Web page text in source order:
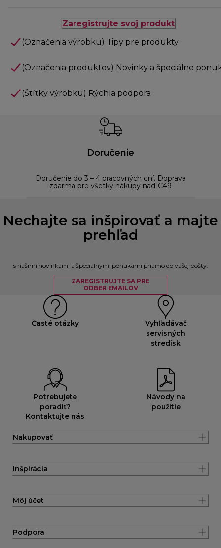
Zaregistrujte svoj produkt
(Označenia výrobku) Tipy pre produkty
(Označenia produktov) Novinky a špeciálne
(Štítky výrobku) Rýchla podpora
Doručenie
Doručenie do 3 – 4 pracovných dní. Doprava
zdarma pre všetky nákupy nad €49
Nechajte sa inšpirovať a majte
prehľad
s našimi novinkami a špeciálnymi ponukami priamo do vašej pošty.
ZAREGISTRUJTE SA PRE
ODBER EMAILOV
Časté otázky
Vyhľadávač
servisných
stredísk
Potrebujete
poradiť?
Kontaktujte nás
Návody na
použitie
Nakupovať
Inšpirácia
Môj účet
Podpora